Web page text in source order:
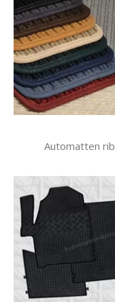
Automatten rib